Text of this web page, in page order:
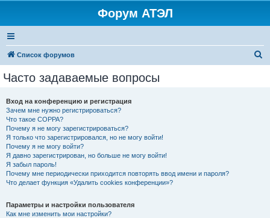
Форум АТЭЛ
Список форумов
Часто задаваемые вопросы
Вход на конференцию и регистрация
Зачем мне нужно регистрироваться?
Что такое COPPA?
Почему я не могу зарегистрироваться?
Я только что зарегистрировался, но не могу войти!
Почему я не могу войти?
Я давно зарегистрирован, но больше не могу войти!
Я забыл пароль!
Почему мне периодически приходится повторять ввод имени и пароля?
Что делает функция «Удалить cookies конференции»?
Параметры и настройки пользователя
Как мне изменить мои настройки?